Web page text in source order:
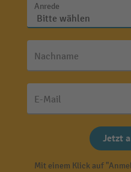
Anrede
Nachname
E-Mail
Jetzt
Mit einem Klick auf